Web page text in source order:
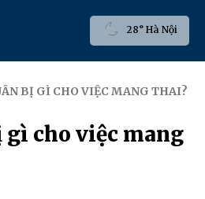
28° Hà Nội
BỊ GÌ CHO VIỆC MANG THAI?
gì cho việc mang